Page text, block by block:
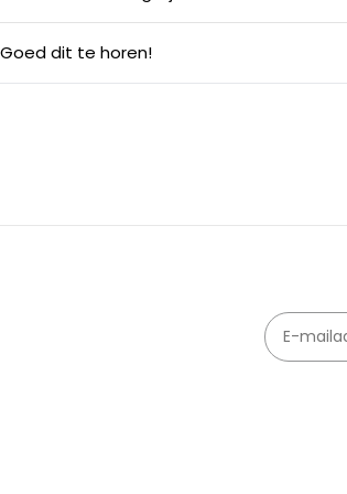
Goed dit te horen!